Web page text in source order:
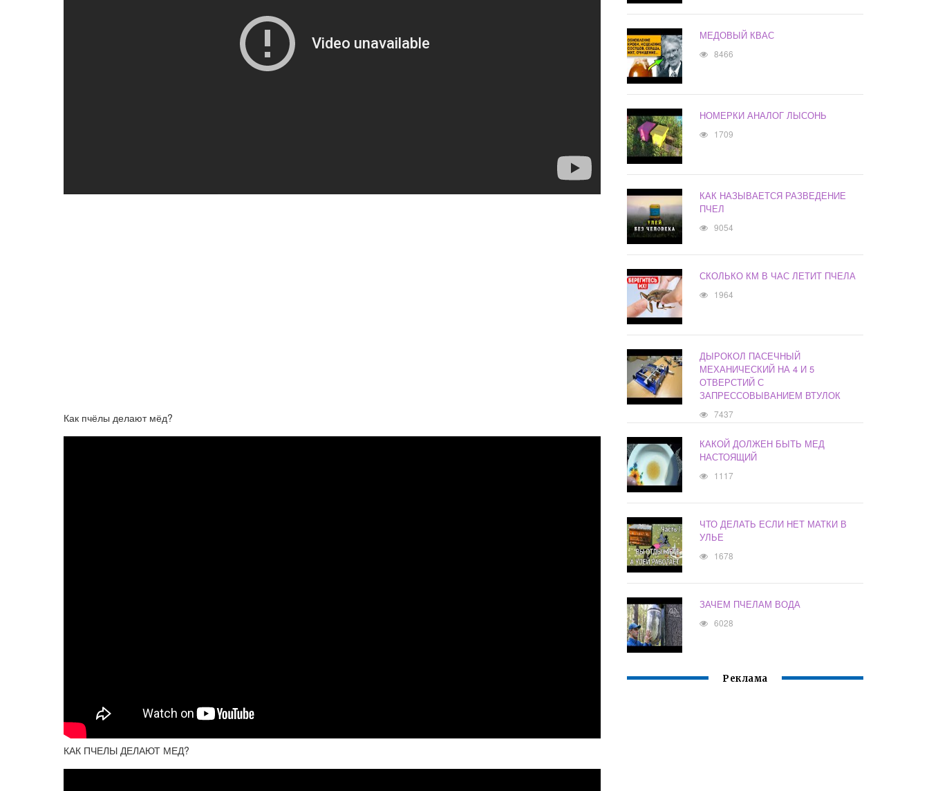
Как пчёлы делают мёд?
КАК ПЧЕЛЫ ДЕЛАЮТ МЕД?
МЕДОВЫЙ КВАС
8466
НОМЕРКИ АНАЛОГ ЛЫСОНЬ
1709
КАК НАЗЫВАЕТСЯ РАЗВЕДЕНИЕ
ПЧЕЛ
9054
СКОЛЬКО КМ В ЧАС ЛЕТИТ ПЧЕЛА
1964
ДЫРОКОЛ ПАСЕЧНЫЙ
МЕХАНИЧЕСКИЙ НА 4 И 5
ОТВЕРСТИЙ С
ЗАПРЕССОВЫВАНИЕМ ВТУЛОК
7437
КАКОЙ ДОЛЖЕН БЫТЬ МЕД
НАСТОЯЩИЙ
1117
ЧТО ДЕЛАТЬ ЕСЛИ НЕТ МАТКИ В
УЛЬЕ
1678
ЗАЧЕМ ПЧЕЛАМ ВОДА
6028
Реклама